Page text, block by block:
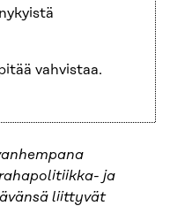
vahvistaa.
ja
liittyvät